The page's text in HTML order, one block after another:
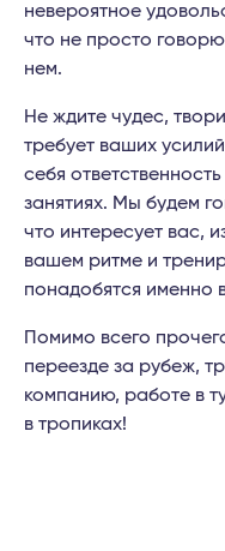
невероятное
что не просто
нем.
Не ждите чудес,
требует ваших
себя
занятиях. Мы будем
что интересует вас,
вашем ритме и
понадобятся именно
Помимо всего
переезде за рубеж,
компанию, работе в
в тропиках!